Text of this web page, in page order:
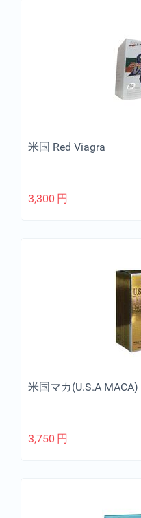
米国 Red Viagra
3,300 円
米国マカ(U.S.A MACA)
3,750 円